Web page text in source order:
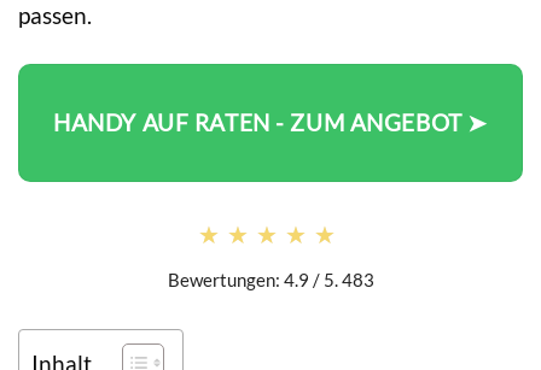
passen.
HANDY AUF RATEN - ZUM ANGEBOT ➤
★★★★★
★★★★★
Bewertungen: 4.9 / 5. 483
Inhalt